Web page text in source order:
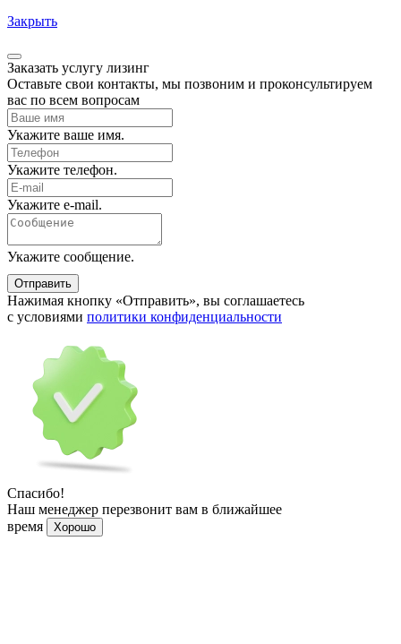
Закрыть
Заказать услугу лизинг
Оставьте свои контакты, мы позвоним и проконсультируем
вас по всем вопросам
Укажите ваше имя.
Укажите телефон.
Укажите e-mail.
Укажите сообщение.
Отправить
Нажимая кнопку «Отправить», вы соглашаетесь
с условиями политики конфиденциальности
Спасибо!
Наш менеджер перезвонит вам в ближайшее
время
Хорошо